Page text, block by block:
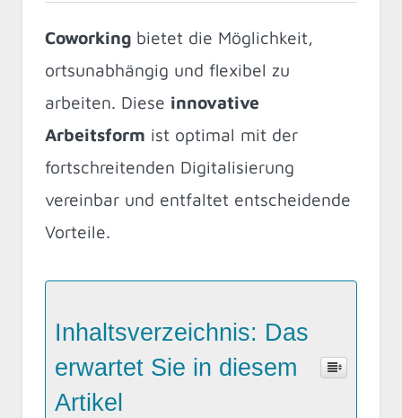
Coworking bietet die Möglichkeit,
ortsunabhängig und flexibel zu
arbeiten. Diese innovative
Arbeitsform ist optimal mit der
fortschreitenden Digitalisierung
vereinbar und entfaltet entscheidende
Vorteile.
Inhaltsverzeichnis: Das
erwartet Sie in diesem
Artikel